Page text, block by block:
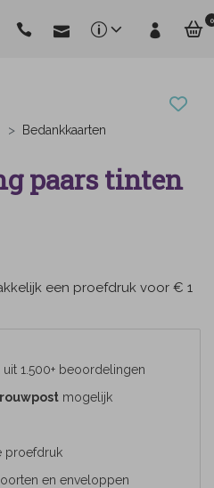
0
Bedankkaarten
paars tinten
een proefdruk voor € 1
uit 1.500+ beoordelingen
rouwpost mogelijk
proefdruk
en enveloppen